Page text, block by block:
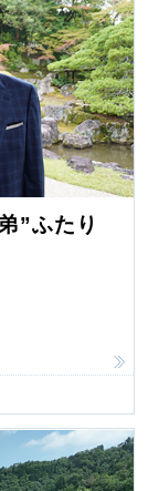
”ふたり